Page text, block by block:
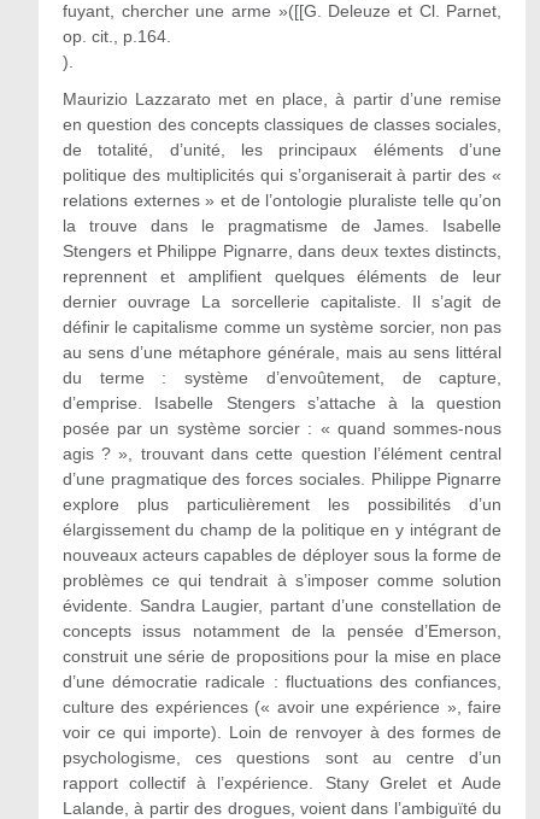
fuyant, chercher une arme »([[G. Deleuze et Cl. Parnet,
op. cit., p.164.
).
Maurizio Lazzarato met en place, à partir d’une remise
en question des concepts classiques de classes sociales,
de totalité, d’unité, les principaux éléments d’une
politique des multiplicités qui s’organiserait à partir des «
relations externes » et de l’ontologie pluraliste telle qu’on
la trouve dans le pragmatisme de James. Isabelle
Stengers et Philippe Pignarre, dans deux textes distincts,
reprennent et amplifient quelques éléments de leur
dernier ouvrage La sorcellerie capitaliste. Il s’agit de
définir le capitalisme comme un système sorcier, non pas
au sens d’une métaphore générale, mais au sens littéral
du terme : système d’envoûtement, de capture,
d’emprise. Isabelle Stengers s’attache à la question
posée par un système sorcier : « quand sommes-nous
agis ? », trouvant dans cette question l’élément central
d’une pragmatique des forces sociales. Philippe Pignarre
explore plus particulièrement les possibilités d’un
élargissement du champ de la politique en y intégrant de
nouveaux acteurs capables de déployer sous la forme de
problèmes ce qui tendrait à s’imposer comme solution
évidente. Sandra Laugier, partant d’une constellation de
concepts issus notamment de la pensée d’Emerson,
construit une série de propositions pour la mise en place
d’une démocratie radicale : fluctuations des confiances,
culture des expériences (« avoir une expérience », faire
voir ce qui importe). Loin de renvoyer à des formes de
psychologisme, ces questions sont au centre d’un
rapport collectif à l’expérience. Stany Grelet et Aude
Lalande, à partir des drogues, voient dans l’ambiguïté du